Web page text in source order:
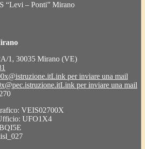
“Levi – Ponti” Mirano
1, 30035 Mirano (VE)
Link per inviare una mail
Link per inviare una mail
VEIS02700X
UFO1X4